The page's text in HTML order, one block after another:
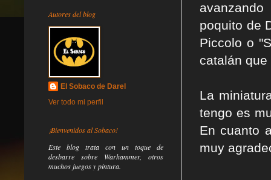
poquito de
Piccolo o
catalán
La
tengo es
En cuanto
muy
Autores del blog
El Sobaco de Darel
Ver todo mi perfil
¡Bienvenidos al Sobaco!
Este blog trata con un toque de
desbarre sobre Warhammer, otros
muchos juegos y pintura.